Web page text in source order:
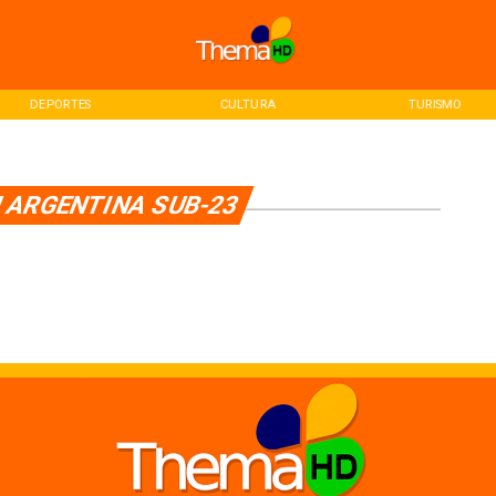
DEPORTES CULTURA TURISMO
ARGENTINA SUB-23